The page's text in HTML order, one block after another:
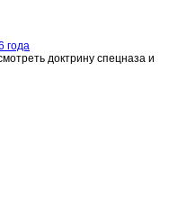
года
доктрину спецназа и